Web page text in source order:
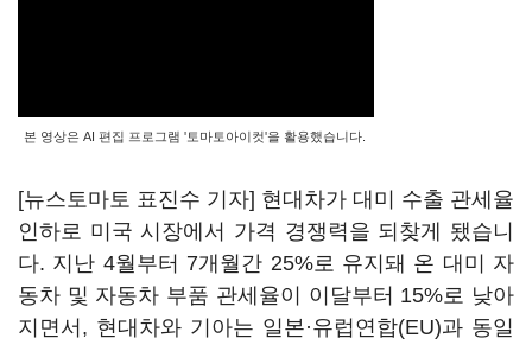
본 영상은 AI 편집 프로그램 '토마토아이컷'을 활용했습니다.
[뉴스토마토 표진수 기자] 현대차가 대미 수출 관세율
인하로 미국 시장에서 가격 경쟁력을 되찾게 됐습니
다. 지난 4월부터 7개월간 25%로 유지돼 온 대미 자
동차 및 자동차 부품 관세율이 이달부터 15%로 낮아
지면서, 현대차와 기아는 일본·유럽연합(EU)과 동일